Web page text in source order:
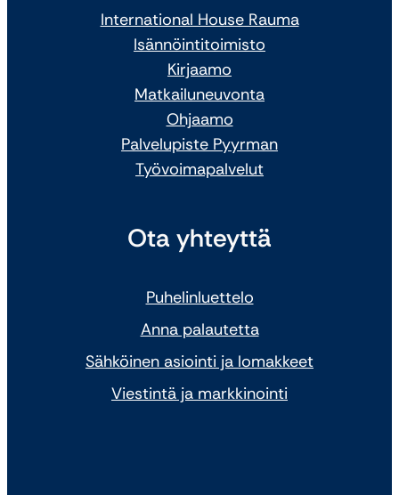
International House Rauma
Isännöintitoimisto
Kirjaamo
Matkailuneuvonta
Ohjaamo
Palvelupiste Pyyrman
Työvoimapalvelut
Ota yhteyttä
Puhelinluettelo
Anna palautetta
Sähköinen asiointi ja lomakkeet
Viestintä ja markkinointi